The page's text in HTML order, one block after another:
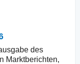
des
Marktberichten,